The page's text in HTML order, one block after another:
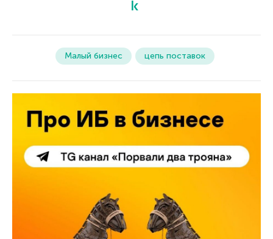
Малый бизнес цепь поставок